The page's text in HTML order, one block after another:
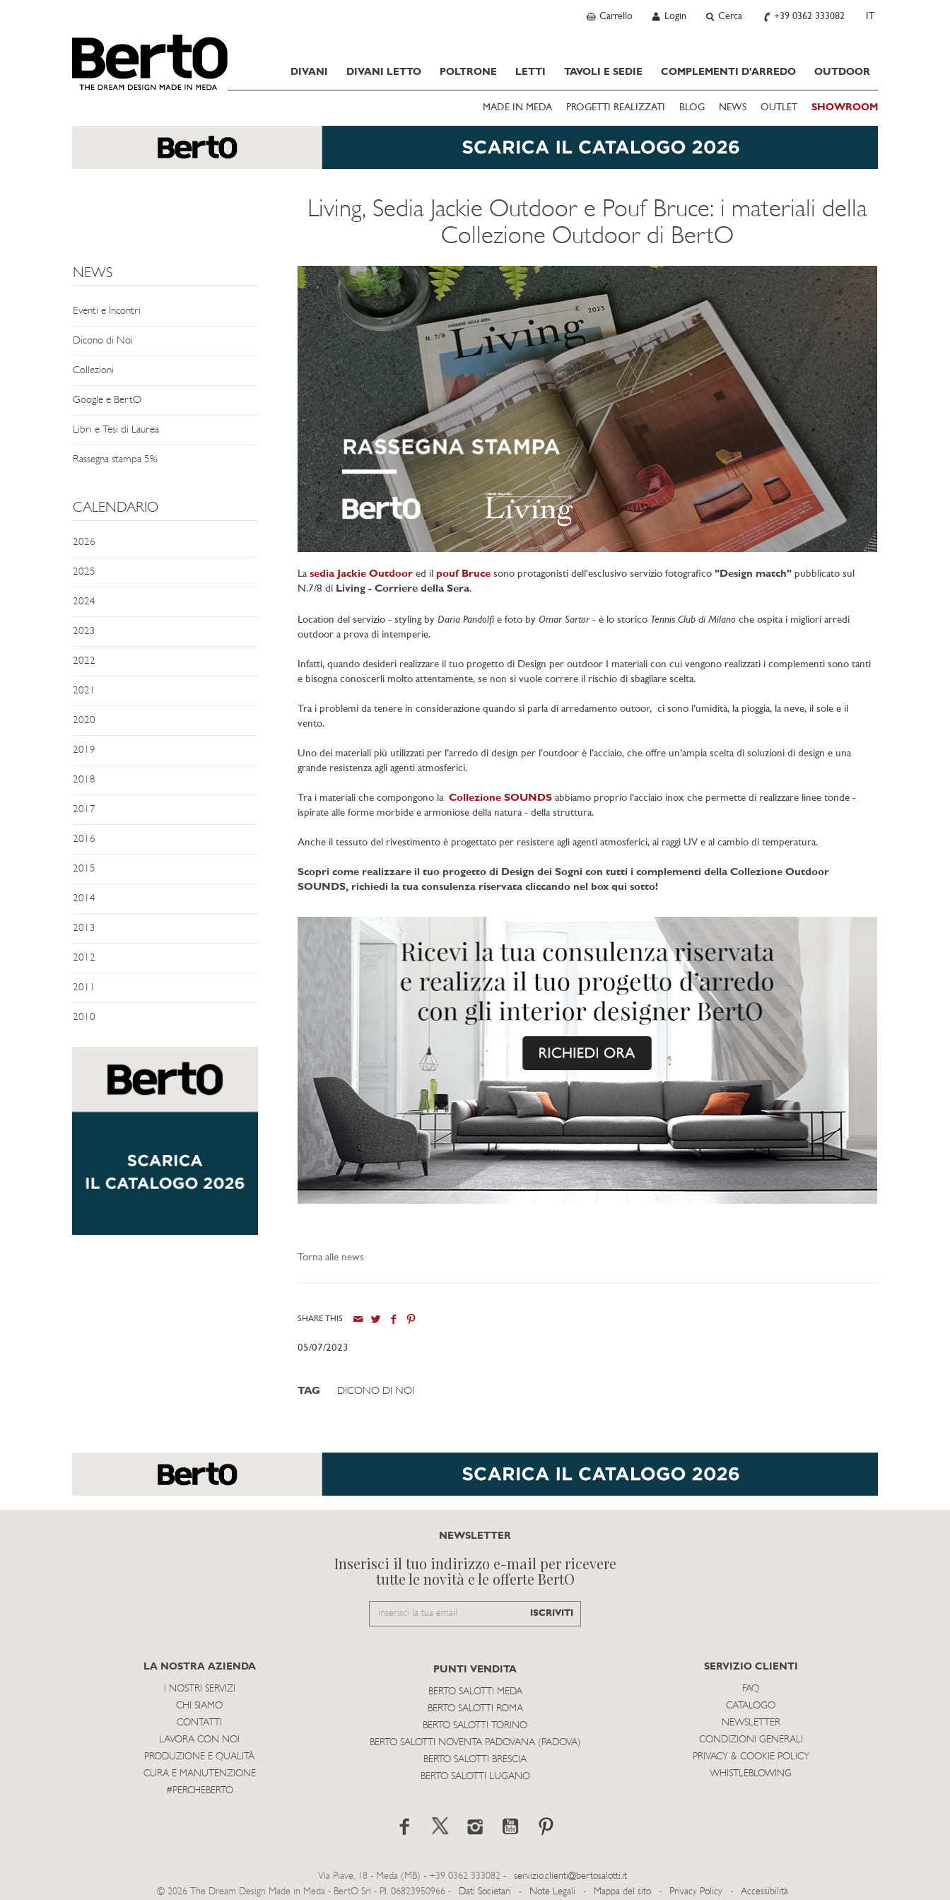
Carrello Login Cerca +39 0362 333082 IT
DIVANI DIVANI LETTO POLTRONE LETTI TAVOLI E SEDIE COMPLEMENTI D'ARREDO OUTDOOR
MADE IN MEDA PROGETTI REALIZZATI BLOG NEWS OUTLET SHOWROOM
Living, Sedia Jackie Outdoor e Pouf Bruce: i materiali della
Collezione Outdoor di BertO
NEWS
Eventi e Incontri
Dicono di Noi
Collezioni
Google e BertO
Libri e Tesi di Laurea
Rassegna stampa 5%
CALENDARIO
2026
2025
2024
2023
2022
2021
2020
2019
2018
2017
2016
2015
2014
2013
2012
2011
2010
La sedia Jackie Outdoored il pouf Bruce sono protagonisti dell'esclusivo servizio fotografico "Design match"pubblicato sul
N.7/8 di Living - Corriere della Sera.
Location del servizio - styling by Daria Pandolfie foto by Omar Sartor- è lo storicoTennis Club di Milanoche ospita i migliori arredi
outdoor a prova di intemperie.
Infatti, quando desideri realizzare il tuo progetto di Design per outdoor I materiali con cui vengono realizzati i complementi sono tanti
e bisogna conoscerli molto attentamente, se non si vuole correre il rischio di sbagliare scelta.
Tra i problemi da tenere in considerazione quando si parla di arredamento outoor, ci sono l’umidità, la pioggia, la neve, il sole e il
vento.
Uno dei materiali più utilizzati per l’arredo di design per l’outdoor è l’acciaio, che offre un’ampia scelta di soluzioni di design e una
grande resistenza agli agenti atmosferici.
Tra i materiali che compongono la Collezione SOUNDS abbiamo proprio l'acciaio inox che permette di realizzare linee tonde -
ispirate alle forme morbide e armoniose della natura - della struttura.
Anche il tessuto del rivestimento è progettato per resistere agli agenti atmosferici, ai raggi UV e al cambio di temperatura.
Scopri come realizzare il tuo progetto di Design dei Sogni con tutti i complementi della Collezione Outdoor
SOUNDS, richiedi la tua consulenza riservata cliccando nel box qui sotto!
Torna alle news
SHARE THIS
05/07/2023
TAG DICONO DI NOI
NEWSLETTER
Inserisci il tuo indirizzo e-mail per ricevere
tutte le novità e le offerte BertO
Email
ISCRIVITI
LA NOSTRA AZIENDA
I NOSTRI SERVIZI
CHI SIAMO
CONTATTI
LAVORA CON NOI
PRODUZIONE E QUALITÀ
CURA E MANUTENZIONE
#PERCHEBERTO
PUNTI VENDITA
BERTO SALOTTI MEDA
BERTO SALOTTI ROMA
BERTO SALOTTI TORINO
BERTO SALOTTI NOVENTA PADOVANA (PADOVA)
BERTO SALOTTI BRESCIA
BERTO SALOTTI LUGANO
SERVIZIO CLIENTI
FAQ
CATALOGO
NEWSLETTER
CONDIZIONI GENERALI
PRIVACY & COOKIE POLICY
WHISTLEBLOWING
Via Piave, 18 - Meda (MB) - +39 0362 333082 -
servizio.clienti@bertosalotti.it
© 2026 The Dream Design Made in Meda - BertO Srl - P.I. 06823950966 -
Dati Societari - Note Legali - Mappa del sito - Privacy Policy - Accessibilità